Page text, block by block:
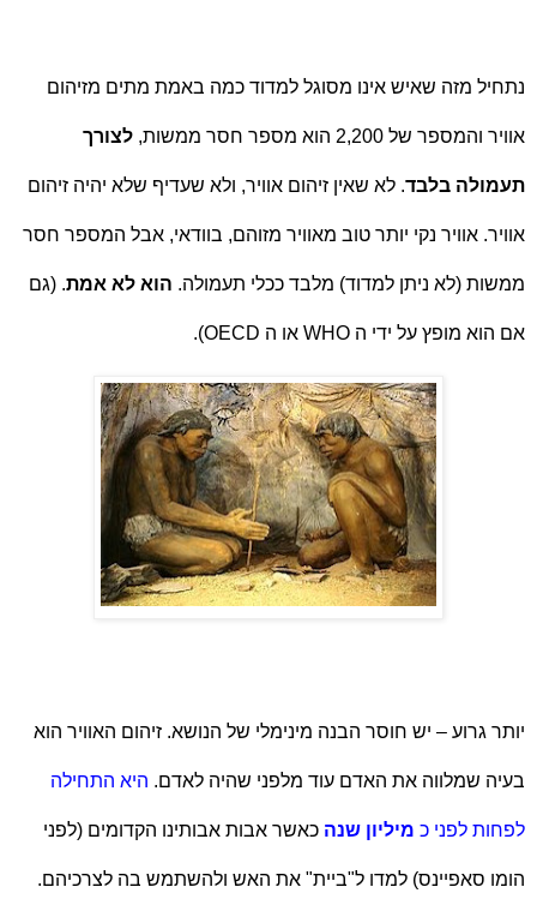
נתחיל מזה שאיש אינו מסוגל למדוד כמה באמת מתים מזיהום
אוויר והמספר של 2,200 הוא מספר חסר ממשות, לצורך
תעמולה בלבד. לא שאין זיהום אוויר, ולא שעדיף שלא יהיה זיהום
אוויר. אוויר נקי יותר טוב מאוויר מזוהם, בוודאי, אבל המספר חסר
ממשות (לא ניתן למדוד) מלבד ככלי תעמולה. הוא לא אמת. (גם
אם הוא מופץ על ידי ה WHO או ה OECD
).
יותר גרוע – יש חוסר הבנה מינימלי של הנושא. זיהום האוויר הוא
בעיה שמלווה את האדם עוד מלפני שהיה לאדם. היא התחילה
לפחות לפני כ מיליון שנה כאשר אבות אבותינו הקדומים (לפני
הומו סאפיינס) למדו ל"ביית" את האש ולהשתמש בה לצרכיהם.